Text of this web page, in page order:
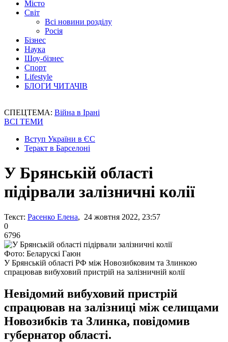
Місто
Світ
Всі новини розділу
Росія
Бізнес
Наука
Шоу-бізнес
Спорт
Lifestyle
БЛОГИ ЧИТАЧІВ
СПЕЦТЕМА: Війна в Ірані
ВСІ ТЕМИ
Вступ України в ЄС
Теракт в Барселоні
У Брянській області
підірвали залізничні колії
Текст: Расенко Елена, 24 жовтня 2022, 23:57
0
6796
Фото: Беларускі Гаюн
У Брянській області РФ між Новозибковим та Злинкою
спрацював вибуховий пристрій на залізничній колії
Невідомий вибуховий пристрій
спрацював на залізниці між селищами
Новозибків та Злинка, повідомив
губернатор області.